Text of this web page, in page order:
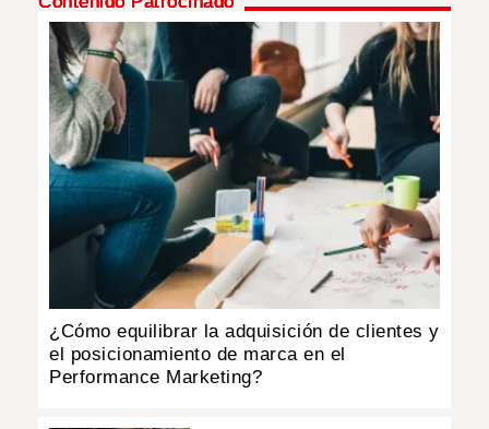
¿Cómo equilibrar la adquisición de clientes y
el posicionamiento de marca en el
Performance Marketing?